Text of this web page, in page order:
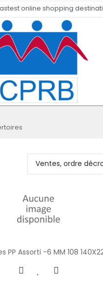
online shopping
PP Assorti -6 MM 108